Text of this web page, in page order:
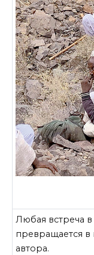
Любая встреча
превращается в
автора.